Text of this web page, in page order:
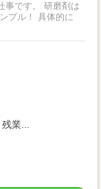
研磨剤は
プル！ 具体的に
業...